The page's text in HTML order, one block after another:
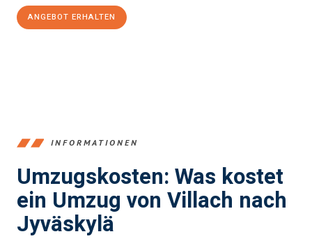
ANGEBOT ERHALTEN
INFORMATIONEN
Umzugskosten: Was kostet
ein Umzug von Villach nach
Jyväskylä